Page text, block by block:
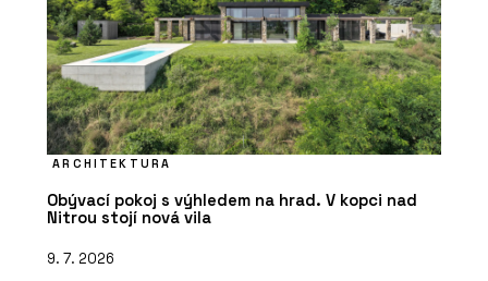
ČLÁNKY
Bytová věž na pobřeží Portugalska.
Její fasáda vychází z rytmu lodních
kontejnerů
ARCHITEKTURA
Obývací pokoj s výhledem na hrad. V kopci nad
Nitrou stojí nová vila
9. 7. 2026